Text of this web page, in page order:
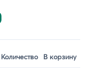
Количество В корзину